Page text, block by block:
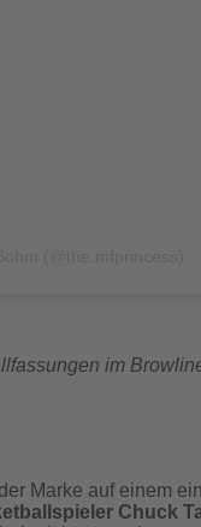
im
Marke auf einem
Chuck